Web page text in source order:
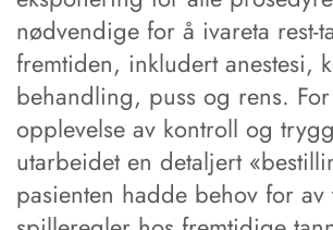
nødvendige for å ivareta rest-
fremtiden, inkludert anestesi,
behandling, puss og rens.
opplevelse av kontroll og
utarbeidet en detaljert
pasienten hadde behov for